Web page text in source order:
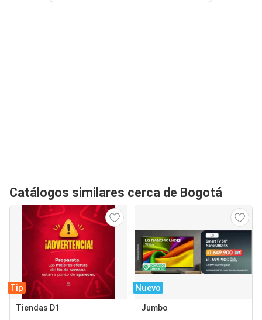
Catálogos similares cerca de Bogotá
Tip
Tiendas D1
Nuevo
Jumbo